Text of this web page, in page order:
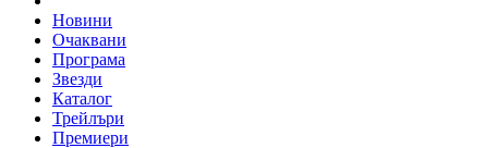
Новини
Очаквани
Програма
Звезди
Каталог
Трейлъри
Премиери